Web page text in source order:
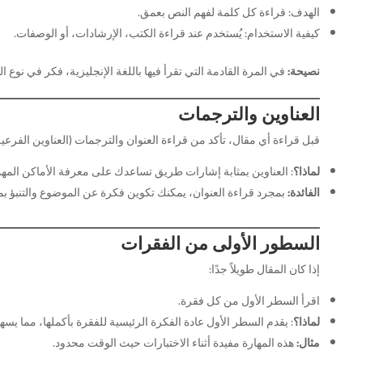
الهدف: قراءة كل كلمة لفهم النص بعمق.
كيفية الاستخدام: يُستخدم عند قراءة الكتب، الإرشادات، أو الوصفات.
نصيحة:في المرة القادمة التي تقرأ فيها باللغة الإنجليزية، فكر في
العناوين والترجمات
قبل قراءة أي مقال، تأكد من قراءة العنوان والترجمات (العناوين
لماذا؟: العناوين بمثابة إشارات طريق تساعدك على معرفة الأماكن
الفائدة:بمجرد قراءة العنوان، يمكنك تكوين فكرة عن الموضوع والتنبؤ
السطور الأولى من الفقرات
إذا كان المقال طويلاً جدًا:
اقرأ السطر الأول من كل فقرة.
لماذا؟: يقدم السطر الأول عادة الفكرة الرئيسية للفقرة بأكملها، مما
مثال:هذه المهارة مفيدة أثناء الاختبارات حيث الوقت محدود.